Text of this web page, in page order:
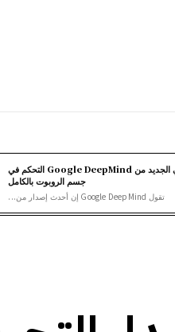
يمكن لنموذج الذكاء الاصطناعي الجديد من Google DeepMind التحكم في
جسم الروبوت بالكامل
تقول Google DeepMind إن أحدث إصدار من...